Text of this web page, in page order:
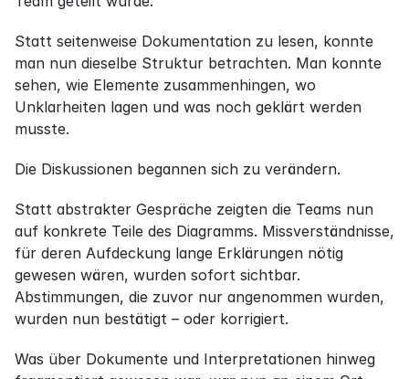
Statt seitenweise Dokumentation zu lesen, konnte
man nun dieselbe Struktur betrachten. Man konnte
sehen, wie Elemente zusammenhingen, wo
Unklarheiten lagen und was noch geklärt werden
musste.
Die Diskussionen begannen sich zu verändern.
Statt abstrakter Gespräche zeigten die Teams nun
auf konkrete Teile des Diagramms. Missverständnisse,
für deren Aufdeckung lange Erklärungen nötig
gewesen wären, wurden sofort sichtbar.
Abstimmungen, die zuvor nur angenommen wurden,
wurden nun bestätigt – oder korrigiert.
Was über Dokumente und Interpretationen hinweg